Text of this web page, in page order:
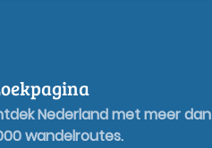
Nederland met meer dan
wandelroutes.